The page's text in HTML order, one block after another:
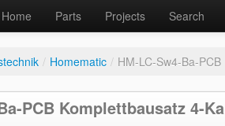
Home Parts Projects Search
/ Homematic / HM-LC-Sw4-Ba-
PCB Komplettbausatz 4-